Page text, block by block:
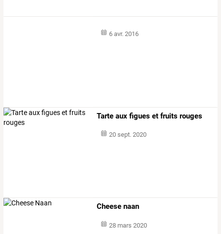
6 avr. 2016
Tarte aux figues et fruits rouges
20 sept. 2020
Cheese naan
28 mars 2020